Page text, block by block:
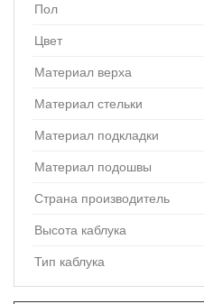
Пол
Цвет
Материал верха
Материал стельки
Материал подкладки
Материал подошвы
Страна производитель
Высота каблука
Тип каблука